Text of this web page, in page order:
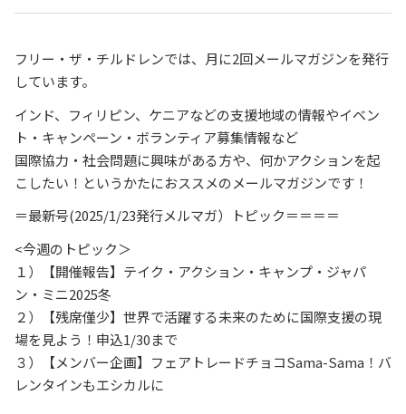
フリー・ザ・チルドレンでは、月に2回メールマガジンを発行
しています。
インド、フィリピン、ケニアなどの支援地域の情報やイベン
ト・キャンペーン・ボランティア募集情報など
国際協力・社会問題に興味がある方や、何かアクションを起
こしたい！というかたにおススメのメールマガジンです！
＝最新号(2025/1/23発行メルマガ）トピック＝＝＝＝
<今週のトピック＞
１）【開催報告】テイク・アクション・キャンプ・ジャパ
ン・ミニ2025冬
２）【残席僅少】世界で活躍する未来のために国際支援の現
場を見よう！申込1/30まで
３）【メンバー企画】フェアトレードチョコSama-Sama！バ
レンタインもエシカルに